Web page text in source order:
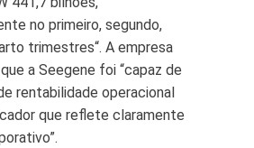
no primeiro, segundo,
trimestres“. A empresa
a Seegene foi “capaz de
rentabilidade operacional
que reflete claramente